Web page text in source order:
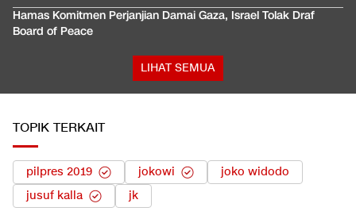
Hamas Komitmen Perjanjian Damai Gaza, Israel Tolak Draf
Board of Peace
LIHAT SEMUA
TOPIK TERKAIT
pilpres 2019 jokowi
joko widodo
jusuf kalla
jk